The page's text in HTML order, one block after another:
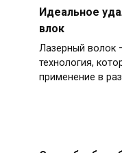
Идеальное
влок
Лазерный волок
технология,
применение в